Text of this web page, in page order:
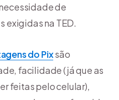
de
exigidas na TED.
do Pixsão
facilidade (já que as
feitas pelo celular),